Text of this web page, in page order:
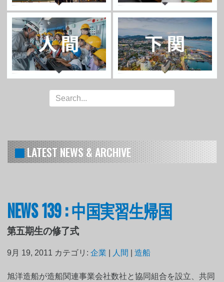
LATEST NEWS & ARCHIVE
NEWS 139 : 中国実習生帰国
第五期生の修了式
9月 19, 2011 カテゴリ:企業 人間 |造船
旭洋造船が造船関連事業会社数社と協同組合を設立、共同